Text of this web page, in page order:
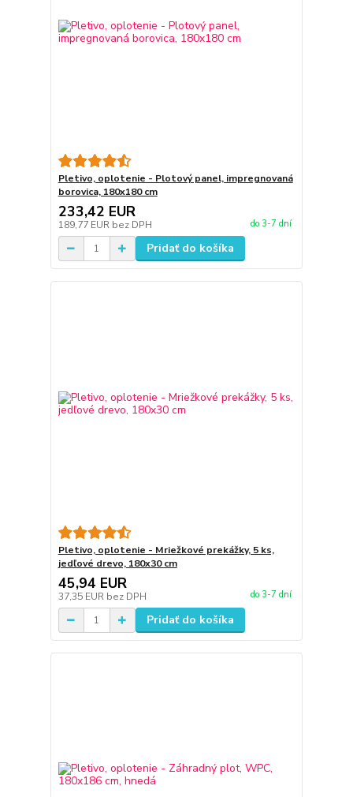
Pletivo, oplotenie - Plotový panel, impregnovaná
borovica, 180x180 cm
233,42 EUR
189,77 EUR bez DPH do 3-7 dní
Pridať do košíka
Pletivo, oplotenie - Mriežkové prekážky, 5 ks,
jedľové drevo, 180x30 cm
45,94 EUR
37,35 EUR bez DPH do 3-7 dní
Pridať do košíka